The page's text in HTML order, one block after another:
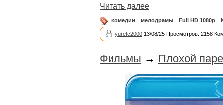
Читать далее
комедии мелодрамы Full HD 1080p
yuretc2000 13/08/25 Просмотров: 2158
Фильмы → Плохой